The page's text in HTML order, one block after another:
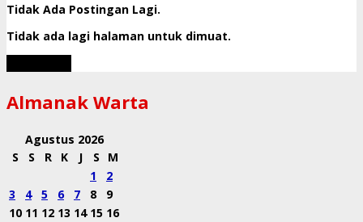
Tidak Ada Postingan Lagi.
Tidak ada lagi halaman untuk dimuat.
Almanak Warta
Agustus 2026
S
S R K J S
M
1
2
3
4 5 6 7 8
9
10 11 12 13 14 15 16